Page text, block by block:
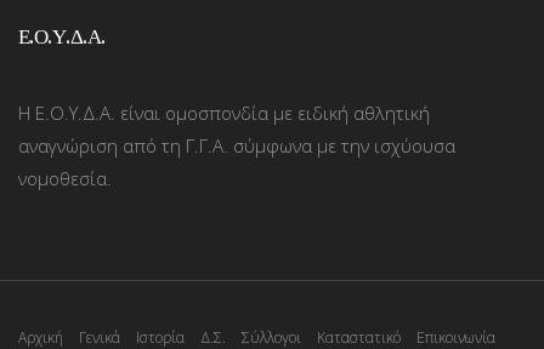
Ε.Ο.Υ.Δ.Α.
Η Ε.Ο.Υ.Δ.Α. είναι ομοσπονδία με ειδική αθλητική
αναγνώριση από τη Γ.Γ.Α. σύμφωνα με την ισχύουσα
νομοθεσία.
Αρχική Γενικά Ιστορία Δ.Σ. Σύλλογοι Καταστατικό Επικοινωνία